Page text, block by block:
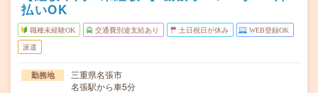
払いOK
職種未経験OK 交通費別途支給あり 土日祝日が休み WEB登録OK
派遣
勤務地
三重県名張市
名張駅から車5分